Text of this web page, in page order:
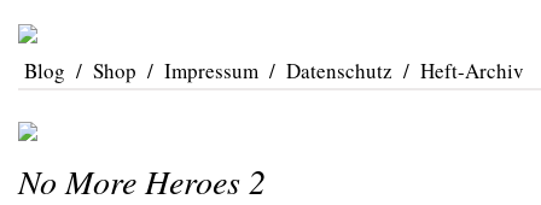
Blog / Shop / Impressum / Datenschutz / Heft-Archiv
No More Heroes 2